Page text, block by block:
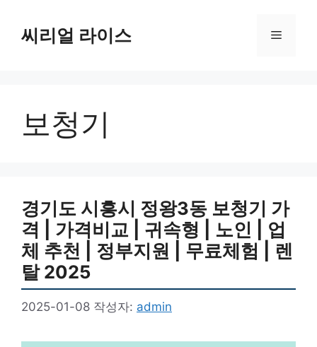
씨리얼 라이스 메
보청기
경기도 시흥시 정왕3동 보청기 가
격 | 가격비교 | 귀속형 | 노인 | 업
체 추천 | 정부지원 | 무료체험 | 렌
탈 2025
2025-01-08 작성자: admin